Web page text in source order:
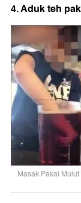
4. Aduk teh
Masak Pakai